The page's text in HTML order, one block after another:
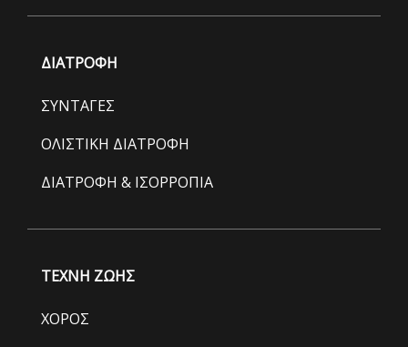
ΔΙΑΤΡΟΦΗ
ΣΥΝΤΑΓΕΣ
ΟΛΙΣΤΙΚΗ ΔΙΑΤΡΟΦΗ
ΔΙΑΤΡΟΦΗ & ΙΣΟΡΡΟΠΙΑ
ΤΕΧΝΗ ΖΩΗΣ
ΧΟΡΟΣ